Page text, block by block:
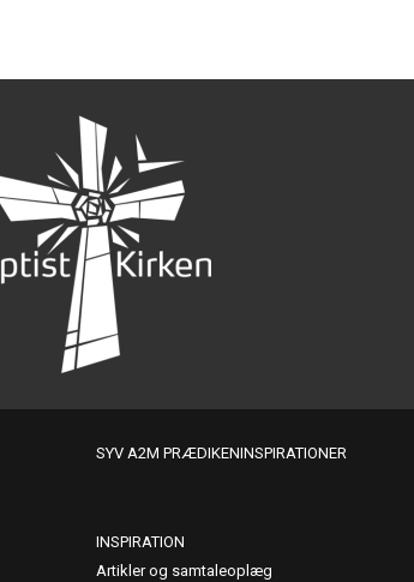
SYV A2M PRÆDIKENINSPIRATIONER
INSPIRATION
Artikler og samtaleoplæg